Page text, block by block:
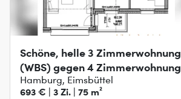
Schöne, helle 3 Zimmerwohnung
(WBS) gegen 4 Zimmerwohnung
Hamburg, Eimsbüttel
693 € | 3 Zi. | 75 m²